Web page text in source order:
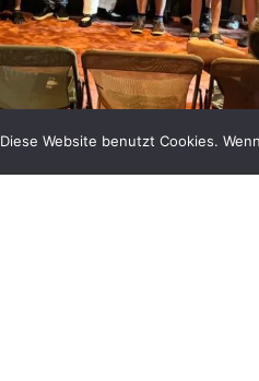
Diese Website benutzt Cookies.